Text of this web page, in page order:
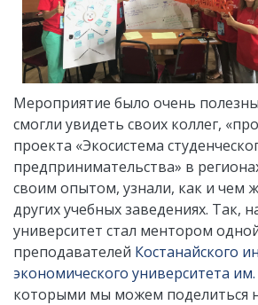
Мероприятие было очень
смогли увидеть своих коллег,
проекта «Экосистема
предпринимательства» в
своим опытом, узнали, как и чем
других учебных заведениях. Так,
университет стал ментором
преподавателей Костанайского
экономического университета
которыми мы можем поделиться